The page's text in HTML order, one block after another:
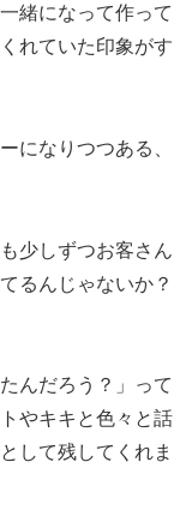
緒になって作って
れていた印象がす
になりつつある、
少しずつお客さん
るんじゃないか？
んだろう？」って
やキキと色々と話
して残してくれま